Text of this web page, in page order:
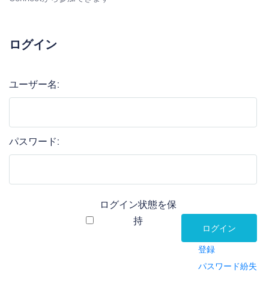
ログイン
ユーザー名:
パスワード:
ログイン状態を保
持
ログイン
登録
パスワード紛失